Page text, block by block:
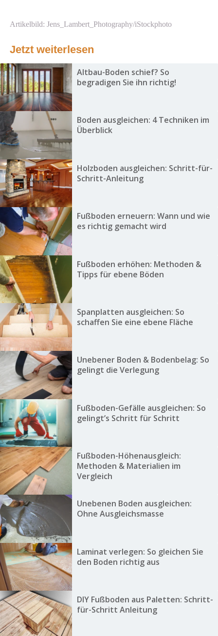
Artikelbild: Jens_Lambert_Photography/iStockphoto
Jetzt weiterlesen
Altbau-Boden schief? So
begradigen Sie ihn richtig!
Boden ausgleichen: 4 Techniken im
Überblick
Holzboden ausgleichen: Schritt-für-
Schritt-Anleitung
Fußboden erneuern: Wann und wie
es richtig gemacht wird
Fußboden erhöhen: Methoden &
Tipps für ebene Böden
Spanplatten ausgleichen: So
schaffen Sie eine ebene Fläche
Unebener Boden & Bodenbelag: So
gelingt die Verlegung
Fußboden-Gefälle ausgleichen: So
gelingt’s Schritt für Schritt
Fußboden-Höhenausgleich:
Methoden & Materialien im
Vergleich
Unebenen Boden ausgleichen:
Ohne Ausgleichsmasse
Laminat verlegen: So gleichen Sie
den Boden richtig aus
DIY Fußboden aus Paletten: Schritt-
für-Schritt Anleitung